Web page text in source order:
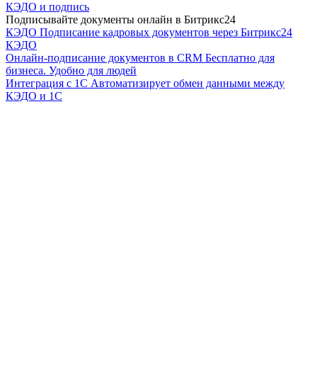
КЭДО и подпись
Подписывайте документы онлайн в Битрикс24
КЭДО Подписание кадровых документов через Битрикс24
КЭДО
Онлайн-подписание документов в CRM Бесплатно для
бизнеса. Удобно для людей
Интеграция с 1С Автоматизирует обмен данными между
КЭДО и 1С